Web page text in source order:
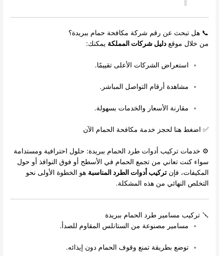
📞 هل تبحث عن رقم شركة مكافحة حمام ببريدة؟
من خلال موقعدليل شركات المملكة يمكنك:
استعراض الشركات الأعلى تقييمًا.
مشاهدة أرقام التواصل المباشر.
مقارنة الأسعار والخدمات بسهولة.
✅ اضغط هنا لحجز خدمة مكافحة الحمام الآن
⚙️ خدمات تركيب أدوات طرد الحمام ببريدة: حلول احترافية ومستدامة
سواء كنت تعاني من تجمع الحمام في الأسطح أو فوق النوافذ أو حول
المكيفات، فإنتركيب أدوات الطرد المناسبة هو الخطوة الأولى نحو
التخلص النهائي من هذه المشكلة.
🪛 تركيب مسامير طرد الحمام ببريدة
مسامير مصنوعة من الستانلس المقاوم للصدأ.
توضع بطريقة تمنع وقوف الحمام دون إيذائه.